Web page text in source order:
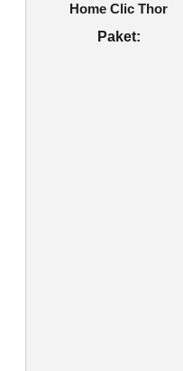
Home Clic Thor
Paket: